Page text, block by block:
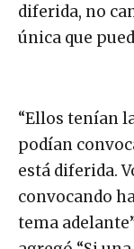
diferida, no
única que
“Ellos tenían
podían
está diferida.
convocando
tema